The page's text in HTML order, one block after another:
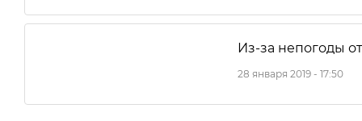
Из-за непогоды
28 января 2019 - 17:50